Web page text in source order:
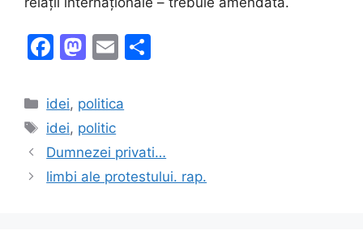
F
c
e
b
o
M
st
o
d
o
E
ai
Categories
idei, politica
Tags
idei, politic
Dumnezei privati…
limbi ale protestului. rap.